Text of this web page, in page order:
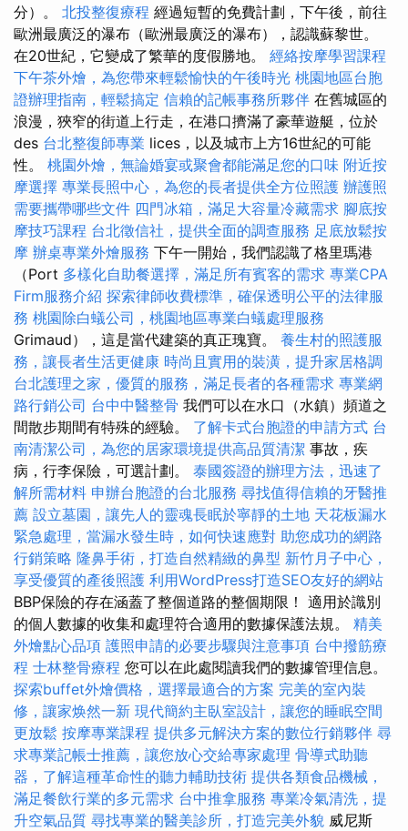
分）。 北投整復療程 經過短暫的免費計劃，下午後，前往
歐洲最廣泛的瀑布（歐洲最廣泛的瀑布），認識蘇黎世。
在20世紀，它變成了繁華的度假勝地。 經絡按摩學習課程
下午茶外燴，為您帶來輕鬆愉快的午後時光 桃園地區台胞
證辦理指南，輕鬆搞定 信賴的記帳事務所夥伴 在舊城區的
浪漫，狹窄的街道上行走，在港口擠滿了豪華遊艇，位於
des 台北整復師專業 lices，以及城市上方16世紀的可能
性。 桃園外燴，無論婚宴或聚會都能滿足您的口味 附近按
摩選擇 專業長照中心，為您的長者提供全方位照護 辦護照
需要攜帶哪些文件 四門冰箱，滿足大容量冷藏需求 腳底按
摩技巧課程 台北徵信社，提供全面的調查服務 足底放鬆按
摩 辦桌專業外燴服務 下午一開始，我們認識了格里瑪港
（Port 多樣化自助餐選擇，滿足所有賓客的需求 專業CPA
Firm服務介紹 探索律師收費標準，確保透明公平的法律服
務 桃園除白蟻公司，桃園地區專業白蟻處理服務
Grimaud），這是當代建築的真正瑰寶。 養生村的照護服
務，讓長者生活更健康 時尚且實用的裝潢，提升家居格調
台北護理之家，優質的服務，滿足長者的各種需求 專業網
路行銷公司 台中中醫整骨 我們可以在水口（水鎮）頻道之
間散步期間有特殊的經驗。 了解卡式台胞證的申請方式 台
南清潔公司，為您的居家環境提供高品質清潔 事故，疾
病，行李保險，可選計劃。 泰國簽證的辦理方法，迅速了
解所需材料 申辦台胞證的台北服務 尋找值得信賴的牙醫推
薦 設立墓園，讓先人的靈魂長眠於寧靜的土地 天花板漏水
緊急處理，當漏水發生時，如何快速應對 助您成功的網路
行銷策略 隆鼻手術，打造自然精緻的鼻型 新竹月子中心，
享受優質的產後照護 利用WordPress打造SEO友好的網站
BBP保險的存在涵蓋了整個道路的整個期限！ 適用於識別
的個人數據的收集和處理符合適用的數據保護法規。 精美
外燴點心品項 護照申請的必要步驟與注意事項 台中撥筋療
程 士林整骨療程 您可以在此處閱讀我們的數據管理信息。
探索buffet外燴價格，選擇最適合的方案 完美的室內裝
修，讓家焕然一新 現代簡約主臥室設計，讓您的睡眠空間
更放鬆 按摩專業課程 提供多元解決方案的數位行銷夥伴 尋
求專業記帳士推薦，讓您放心交給專家處理 骨導式助聽
器，了解這種革命性的聽力輔助技術 提供各類食品機械，
滿足餐飲行業的多元需求 台中推拿服務 專業冷氣清洗，提
升空氣品質 尋找專業的醫美診所，打造完美外貌 威尼斯